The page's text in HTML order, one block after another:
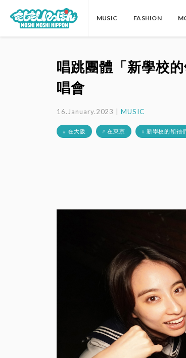
MUSIC FASHION
唱跳團體「新學校
唱會
16.January.2023 |MUSIC
# 在大阪 # 在東京 # 新學校的領袖